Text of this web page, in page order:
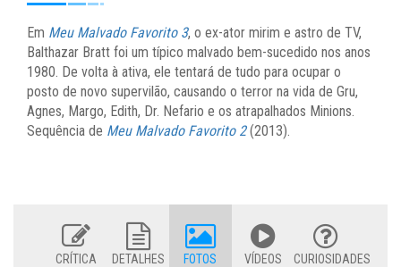
Em Meu Malvado Favorito 3, o ex-ator mirim e astro de TV,
Balthazar Bratt foi um típico malvado bem-sucedido nos anos
1980. De volta à ativa, ele tentará de tudo para ocupar o
posto de novo supervilão, causando o terror na vida de Gru,
Agnes, Margo, Edith, Dr. Nefario e os atrapalhados Minions.
Sequência de Meu Malvado Favorito 2(2013).
CRÍTICA DETALHES FOTOS VÍDEOS CURIOSIDADES